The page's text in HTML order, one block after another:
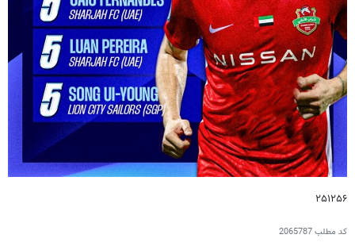
۲۵۱۲۵۶
کد مطلب2065787